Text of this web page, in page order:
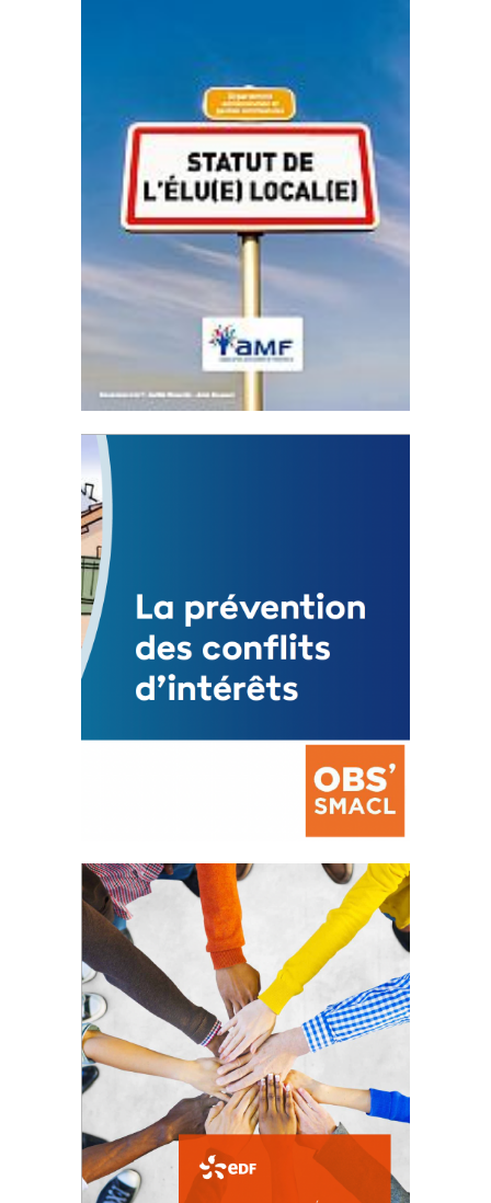
Statut de l’élu local
3 avril 2024
Mise à jour avril 2024
FEUILLETER
La prévention des conflits
d’intérêts
18 septembre 2023
FEUILLETER